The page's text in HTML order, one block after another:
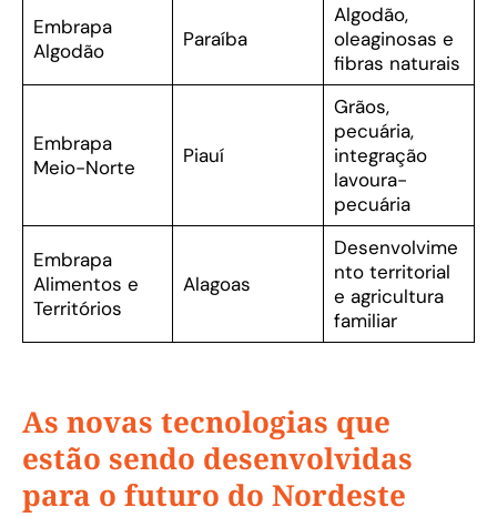
Embrapa
Algodão
Paraíba
Algodão,
oleaginosas e
fibras naturais
Embrapa
Meio-Norte
Piauí
Grãos,
pecuária,
integração
lavoura-
pecuária
Embrapa
Alimentos e
Territórios
Alagoas
Desenvolvime
nto territorial
e agricultura
familiar
As novas tecnologias que
estão sendo desenvolvidas
para o futuro do Nordeste